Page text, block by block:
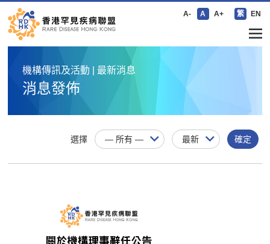
A- A A+ 繁 EN
機構傳訊及活動 | 最新消息
消息發佈
選擇 確定